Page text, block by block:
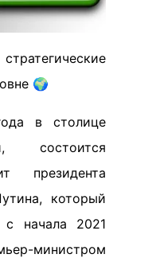
🌍
в столице
состоится
президента
который
с начала 2021
министром